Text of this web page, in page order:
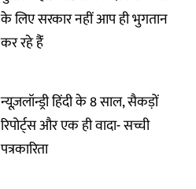
के लिए सरकार नहीं आप ही भुगतान
कर रहे हैंं
न्यूज़लॉन्ड्री हिंदी के 8 साल, सैकड़ों
रिपोर्ट्स और एक ही वादा- सच्ची
पत्रकारिता